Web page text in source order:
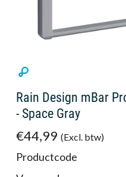
Rain Design mBar
- Space Gray
€44,99 (Excl. btw)
Productcode